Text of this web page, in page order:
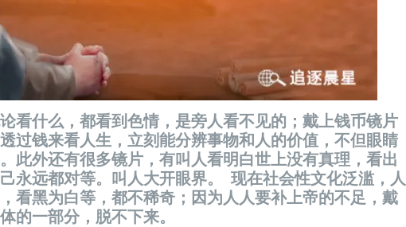
看什么，都看到色情，是旁人看不见的；戴上钱币镜片
过钱来看人生，立刻能分辨事物和人的价值，不但眼睛
此外还有很多镜片，有叫人看明白世上没有真理，看出
永远都对等。叫人大开眼界。
现在社会性文化泛滥，人
看黑为白等，都不稀奇；因为人人要补上帝的不足，戴
的一部分，脱不下来。